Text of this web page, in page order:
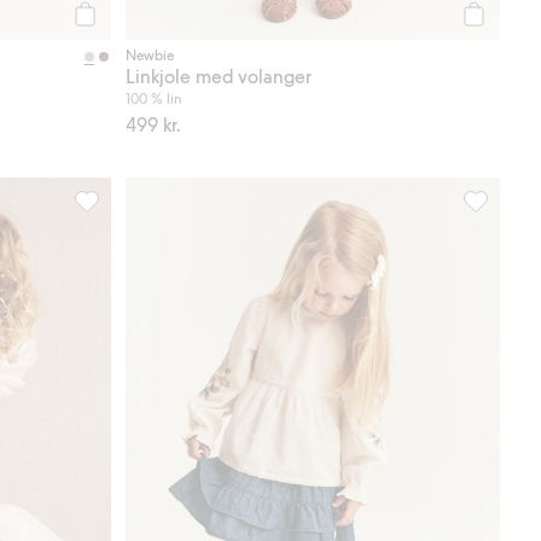
Newbie
Linkjole med volanger
100 % lin
499 kr.
Ballerinadrakt med volang, Legg til i favoriter